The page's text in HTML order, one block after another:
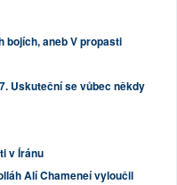
bojích, aneb V propasti
Uskuteční se vůbec někdy
v Íránu
Alí Chameneí vyloučil